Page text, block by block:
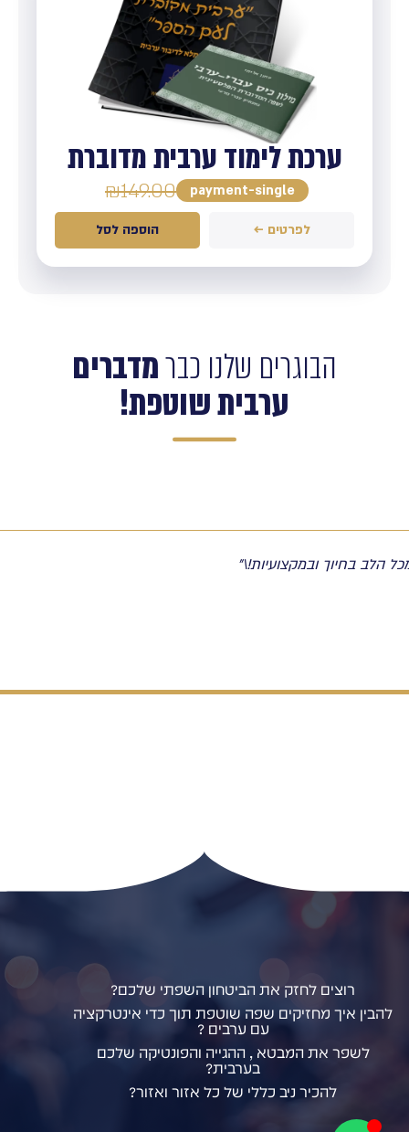
ערכת לימוד ערבית מדוברת
payment-single
₪149.00
לפרטים ← הוספה לסל
הבוגרים שלנו כברמדברים
ערבית שוטפת!
הלב בחיוך ובמקצועיות!\"
רוצים לחזק את הביטחון השפתי שלכם?
להבין איך מחזיקים שפה שוטפת תוך כדי אינטרקציה
עם ערבים ?
לשפר את המבטא , ההגייה והפונטיקה שלכם
בערבית?
להכיר ניב כללי של כל אזור ואזור?